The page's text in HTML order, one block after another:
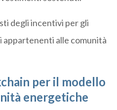
degli incentivi per gli
alle comunità
per il modello
energetiche